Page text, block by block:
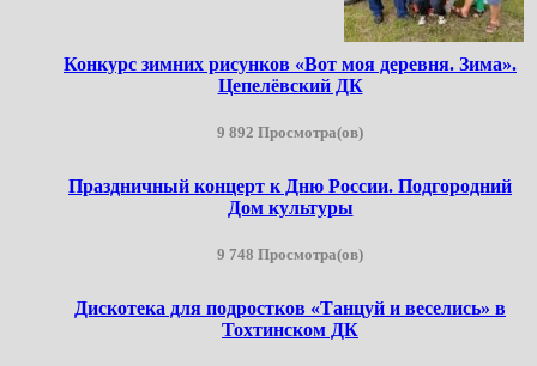
Конкурс зимних рисунков «Вот моя деревня. Зима».
Цепелёвский ДК
9 892 Просмотра(ов)
Праздничный концерт к Дню России. Подгородний
Дом культуры
9 748 Просмотра(ов)
Дискотека для подростков «Танцуй и веселись» в
Тохтинском ДК